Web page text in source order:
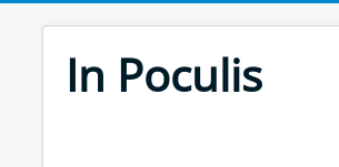
In Poculis